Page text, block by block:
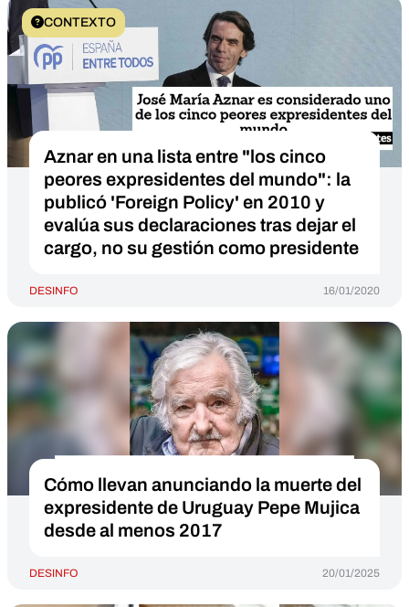
CONTEXTO
Aznar en una lista entre "los cinco
peores expresidentes del mundo": la
publicó 'Foreign Policy' en 2010 y
evalúa sus declaraciones tras dejar el
cargo, no su gestión como presidente
DESINFO 16/01/2020
Cómo llevan anunciando la muerte del
expresidente de Uruguay Pepe Mujica
desde al menos 2017
DESINFO 20/01/2025